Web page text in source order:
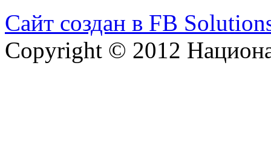
Сайт создан в FB
Copyright © 2012